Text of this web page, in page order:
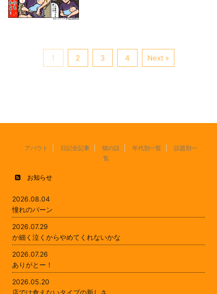
1 2 3 4 Next »
アバウト 日記全記事 猫の話 年代別一覧
話題別一
覧
お知らせ
2026.08.04
憧れのバーン
2026.07.29
か細く泣くからやめてくれないかな
2026.07.26
ありがとー！
2026.05.20